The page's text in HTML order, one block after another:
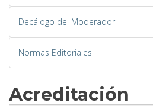
Decálogo del Moderador
Normas Editoriales
Acreditación